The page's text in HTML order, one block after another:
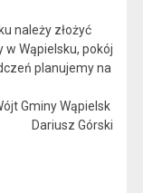
należy złożyć
Wąpielsku, pokój
planujemy na
Gminy Wąpielsk
Dariusz Górski